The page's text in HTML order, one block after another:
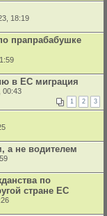
18:19
прапрабабушке
в ЕС миграция
00:43
1 2 3
а не водителем
по
стране ЕС